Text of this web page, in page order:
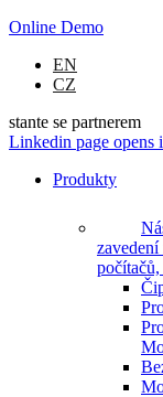
Online Demo
EN
CZ
stante se partnerem
Linkedin page
Produkty